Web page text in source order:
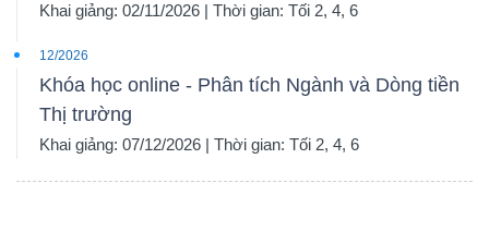
Khai giảng: 02/11/2026 | Thời gian: Tối 2, 4, 6
12/2026
Khóa học online - Phân tích Ngành và Dòng tiền
Thị trường
Khai giảng: 07/12/2026 | Thời gian: Tối 2, 4, 6